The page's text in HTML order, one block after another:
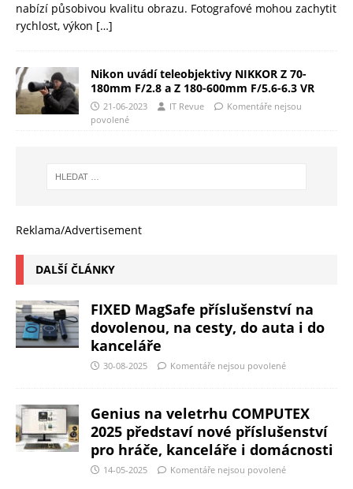
nabízí působivou kvalitu obrazu. Fotografové mohou zachytit
rychlost, výkon […]
Nikon uvádí teleobjektivy NIKKOR Z 70-
180mm F/2.8 a Z 180-600mm F/5.6-6.3 VR
21-06-2023 IT Revue
Komentáře nejsou
povolené
Reklama/Advertisement
DALŠÍ ČLÁNKY
FIXED MagSafe příslušenství na
dovolenou, na cesty, do auta i do
kanceláře
30-08-2025 Komentáře nejsou povolené
Genius na veletrhu COMPUTEX
2025 představí nové příslušenství
pro hráče, kanceláře i domácnosti
14-05-2025 Komentáře nejsou povolené